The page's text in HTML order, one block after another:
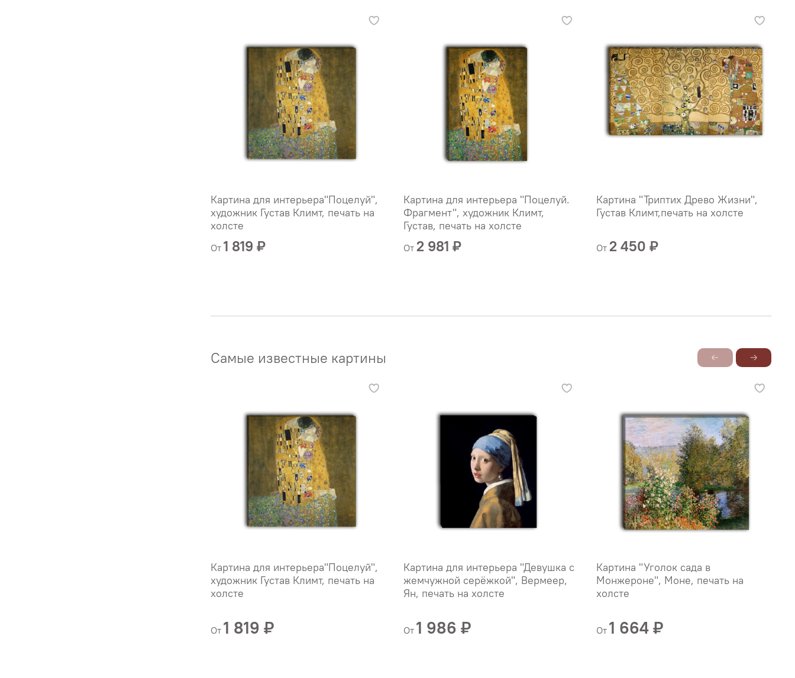
Картина для интерьера"Поцелуй",
художник Густав Климт, печать на
холсте
От 1 819 ₽
Картина для интерьера "Поцелуй.
Фрагмент", художник Климт,
Густав, печать на холсте
От 2 981 ₽
Картина "Триптих Древо Жизни",
Густав Климт,печать на холсте
От 2 450 ₽
Самые известные картины
Картина для интерьера"Поцелуй",
художник Густав Климт, печать на
холсте
От 1 819 ₽
Картина для интерьера "Девушка с
жемчужной серёжкой", Вермеер,
Ян, печать на холсте
От 1 986 ₽
Картина "Уголок сада в
Монжероне", Моне, печать на
холсте
От 1 664 ₽